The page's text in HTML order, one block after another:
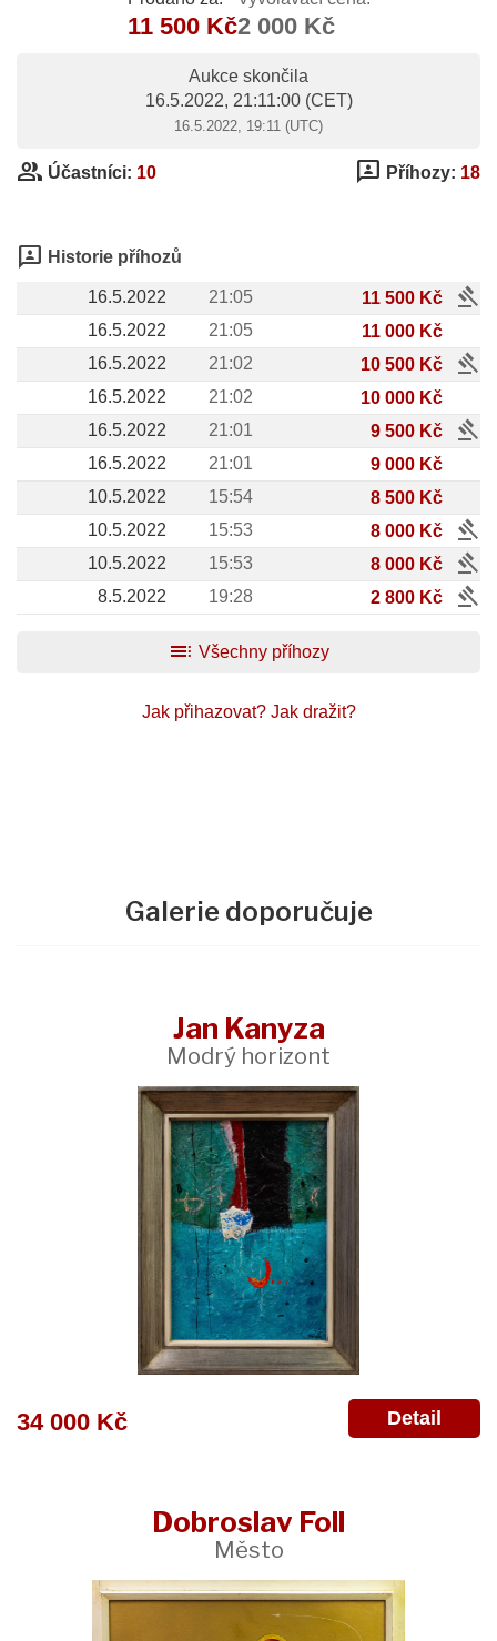
11 500 Kč2 000 Kč
Aukce skončila
16.5.2022, 21:11:00(CET)
16.5.2022, 19:11 (UTC)
group Účastníci: 10 3p Příhozy: 18
3p Historie příhozů
16.5.2022 21:05 11 500 Kč gavel
16.5.2022 21:05
11 000 Kč
16.5.2022
21:02 10 500 Kč gavel
16.5.2022 21:02
10 000 Kč
16.5.2022
21:01 9 500 Kč gavel
16.5.2022 21:01
9 000 Kč
10.5.2022
15:54
8 500 Kč
10.5.2022
15:53 8 000 Kč gavel
10.5.2022 15:53 8 000 Kč gavel
8.5.2022 19:28 2 800 Kč
gavel
toc Všechny příhozy
Jak přihazovat? Jak dražit?
Galerie doporučuje
Jan Kanyza
Modrý horizont
34 000 Kč Detail
Dobroslav Foll
Město